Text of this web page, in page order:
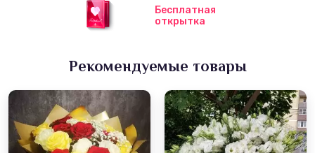
Бесплатная
открытка
Рекомендуемые товары